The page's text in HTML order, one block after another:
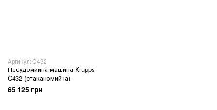
Артикул: C432
Посудомийна машина Krupps
C432 (стаканомийна)
65 125 грн